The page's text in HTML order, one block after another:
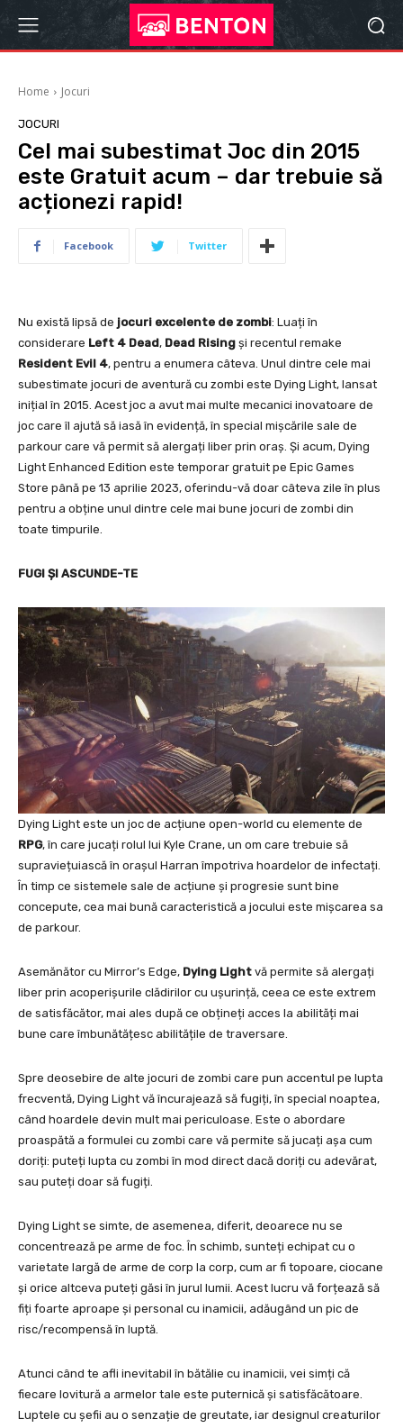
Home Jocuri
JOCURI
Cel mai subestimat Joc din 2015
este Gratuit acum – dar trebuie să
acționezi rapid!
Facebook Twitter
Nu există lipsă de jocuri excelente de zombi: Luați în
considerare Left 4 Dead, Dead Rising și recentul remake
Resident Evil 4, pentru a enumera câteva. Unul dintre cele mai
subestimate jocuri de aventură cu zombi este Dying Light, lansat
inițial în 2015. Acest joc a avut mai multe mecanici inovatoare de
joc care îl ajută să iasă în evidență, în special mișcările sale de
parkour care vă permit să alergați liber prin oraș. Și acum, Dying
Light Enhanced Edition este temporar gratuit pe Epic Games
Store până pe 13 aprilie 2023, oferindu-vă doar câteva zile în plus
pentru a obține unul dintre cele mai bune jocuri de zombi din
toate timpurile.
FUGI ȘI ASCUNDE-TE
Dying Light este un joc de acțiune open-world cu elemente de
RPG, în care jucați rolul lui Kyle Crane, un om care trebuie să
supraviețuiască în orașul Harran împotriva hoardelor de infectați.
În timp ce sistemele sale de acțiune și progresie sunt bine
concepute, cea mai bună caracteristică a jocului este mișcarea sa
de parkour.
Asemănător cu Mirror’s Edge, Dying Light vă permite să alergați
liber prin acoperișurile clădirilor cu ușurință, ceea ce este extrem
de satisfăcător, mai ales după ce obțineți acces la abilități mai
bune care îmbunătățesc abilitățile de traversare.
Spre deosebire de alte jocuri de zombi care pun accentul pe lupta
frecventă, Dying Light vă încurajează să fugiți, în special noaptea,
când hoardele devin mult mai periculoase. Este o abordare
proaspătă a formulei cu zombi care vă permite să jucați așa cum
doriți: puteți lupta cu zombi în mod direct dacă doriți cu adevărat,
sau puteți doar să fugiți.
Dying Light se simte, de asemenea, diferit, deoarece nu se
concentrează pe arme de foc. În schimb, sunteți echipat cu o
varietate largă de arme de corp la corp, cum ar fi topoare, ciocane
și orice altceva puteți găsi în jurul lumii. Acest lucru vă forțează să
fiți foarte aproape și personal cu inamicii, adăugând un pic de
risc/recompensă în luptă.
Atunci când te afli inevitabil în bătălie cu inamicii, vei simți că
fiecare lovitură a armelor tale este puternică și satisfăcătoare.
Luptele cu șefii au o senzație de greutate, iar designul creaturilor